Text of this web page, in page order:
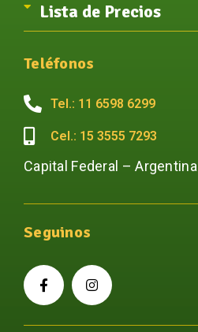
Lista de Precios
Teléfonos
Tel.: 11 6598 6299
Cel.: 15 3555 7293
Capital Federal – Argentina
Seguinos